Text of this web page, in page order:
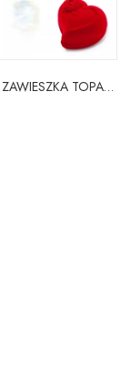
ZŁOTA 585 ZAWIESZKA TOPAZ i BRYLANT PREZENT